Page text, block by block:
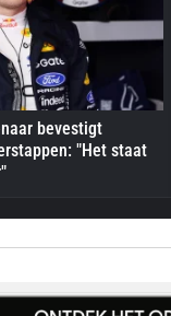
bevestigt
"Het staat